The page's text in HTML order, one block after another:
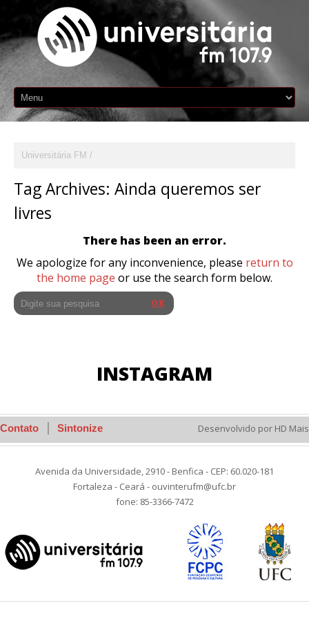
Universitária FM
Tag Archives: Ainda queremos ser
livres
There has been an error.
We apologize for any inconvenience, please return to
the home page or use the search form below.
INSTAGRAM
Contato Sintonize Desenvolvido por HD Mais
Avenida da Universidade, 2910 - Benfica - CEP: 60.020-181
Fortaleza - Ceará - ouvinterufm@ufc.br
fone: 85-3366-7472